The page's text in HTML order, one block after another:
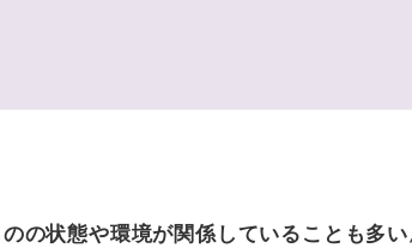
の状態や環境が関係していることも多い